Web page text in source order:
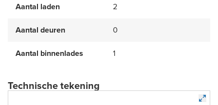
Aantal laden 2
Aantal deuren 0
Aantal binnenlades 1
Technische tekening